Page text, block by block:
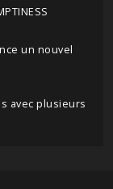
un nouvel
avec plusieurs